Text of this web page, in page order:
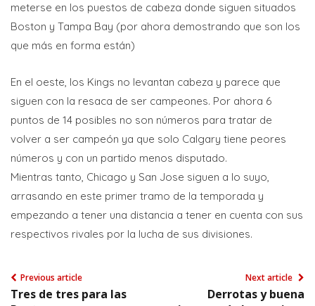
meterse en los puestos de cabeza donde siguen situados
Boston y Tampa Bay (por ahora demostrando que son los
que más en forma están)
En el oeste, los Kings no levantan cabeza y parece que
siguen con la resaca de ser campeones. Por ahora 6
puntos de 14 posibles no son números para tratar de
volver a ser campeón ya que solo Calgary tiene peores
números y con un partido menos disputado.
Mientras tanto, Chicago y San Jose siguen a lo suyo,
arrasando en este primer tramo de la temporada y
empezando a tener una distancia a tener en cuenta con sus
respectivos rivales por la lucha de sus divisiones.
Previous article
Tres de tres para las
Next article
Derrotas y buena